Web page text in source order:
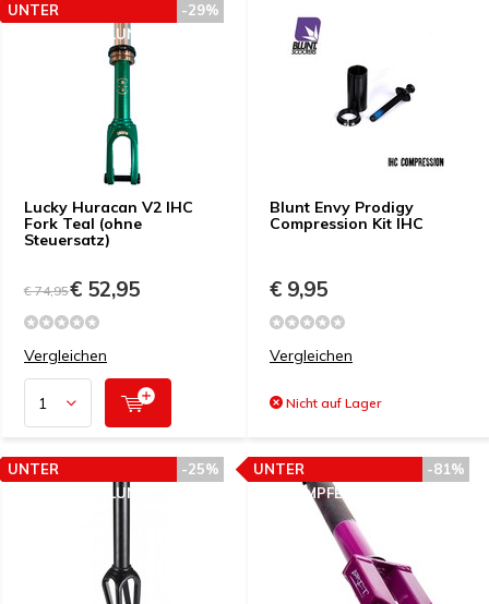
Lucky Huracan V2 IHC
Fork Teal (ohne
Steuersatz)
-29%
UNTER
PREISEMPFEHLUNG
€ 74,95€ 52,95
Vergleichen
Blunt Envy Prodigy
Compression Kit IHC
€ 9,95
Vergleichen
Nicht auf Lager
-25%
UNTER
PREISEMPFEHLUNG
-81%
UNTER
PREISEMPFEHLUNG